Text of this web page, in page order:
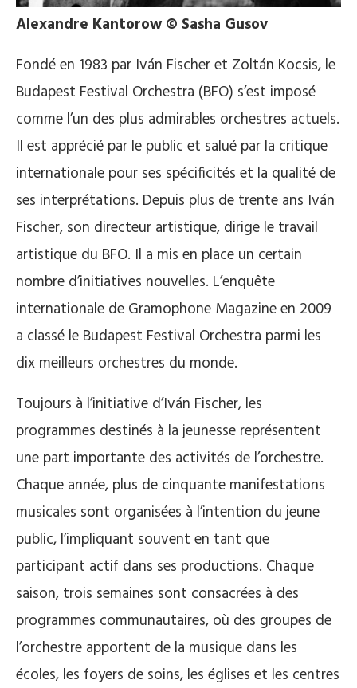
Alexandre Kantorow © Sasha Gusov
Fondé en 1983 par Iván Fischer et Zoltán Kocsis, le
Budapest Festival Orchestra (BFO) s’est imposé
comme l’un des plus admirables orchestres actuels.
Il est apprécié par le public et salué par la critique
internationale pour ses spécificités et la qualité de
ses interprétations. Depuis plus de trente ans Iván
Fischer, son directeur artistique, dirige le travail
artistique du BFO. Il a mis en place un certain
nombre d’initiatives nouvelles. L’enquête
internationale de Gramophone Magazine en 2009
a classé le Budapest Festival Orchestra parmi les
dix meilleurs orchestres du monde.
Toujours à l’initiative d’Iván Fischer, les
programmes destinés à la jeunesse représentent
une part importante des activités de l’orchestre.
Chaque année, plus de cinquante manifestations
musicales sont organisées à l’intention du jeune
public, l’impliquant souvent en tant que
participant actif dans ses productions. Chaque
saison, trois semaines sont consacrées à des
programmes communautaires, où des groupes de
l’orchestre apportent de la musique dans les
écoles, les foyers de soins, les églises et les centres